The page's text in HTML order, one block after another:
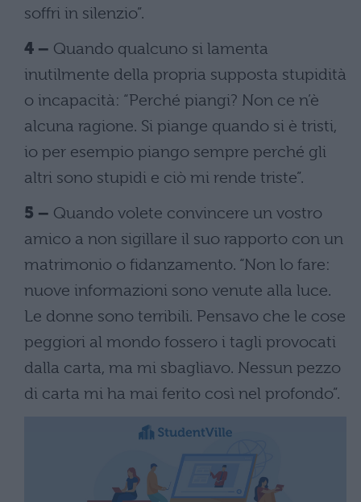
soffri in silenzio”.
4 – Quando qualcuno si lamenta
inutilmente della propria supposta stupidità
o incapacità: “Perché piangi? Non ce n’è
alcuna ragione. Si piange quando si è tristi,
io per esempio piango sempre perché gli
altri sono stupidi e ciò mi rende triste”.
5 – Quando volete convincere un vostro
amico a non sigillare il suo rapporto con un
matrimonio o fidanzamento. “Non lo fare:
nuove informazioni sono venute alla luce.
Le donne sono terribili. Pensavo che le cose
peggiori al mondo fossero i tagli provocati
dalla carta, ma mi sbagliavo. Nessun pezzo
di carta mi ha mai ferito così nel profondo”.